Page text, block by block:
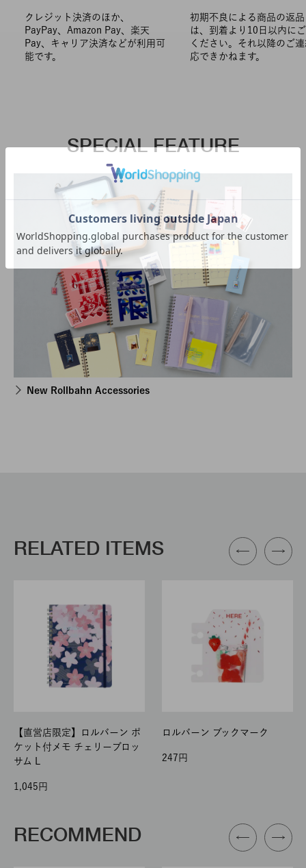
クレジット決済のほか、
PayPay、Amazon Pay、楽天
Pay、キャリア決済などが利用可
能です。
初期不良による商品の返
は、到着より10日以内に
ください。それ以降のご
応できかねます。
SPECIAL FEATURE
New Rollbahn Accessories
RELATED ITEMS
【直営店限定】ロルバーン ポ
ケット付メモ チェリーブロッ
サム L
1,045
ロルバーン ブックマーク
247
RECOMMEND